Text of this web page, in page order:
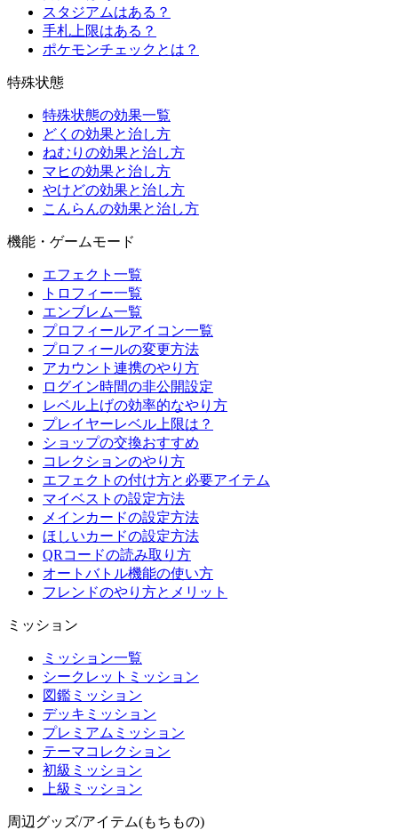
スタジアムはある？
手札上限はある？
ポケモンチェックとは？
特殊状態
特殊状態の効果一覧
どくの効果と治し方
ねむりの効果と治し方
マヒの効果と治し方
やけどの効果と治し方
こんらんの効果と治し方
機能・ゲームモード
エフェクト一覧
トロフィー一覧
エンブレム一覧
プロフィールアイコン一覧
プロフィールの変更方法
アカウント連携のやり方
ログイン時間の非公開設定
レベル上げの効率的なやり方
プレイヤーレベル上限は？
ショップの交換おすすめ
コレクションのやり方
エフェクトの付け方と必要アイテム
マイベストの設定方法
メインカードの設定方法
ほしいカードの設定方法
QRコードの読み取り方
オートバトル機能の使い方
フレンドのやり方とメリット
ミッション
ミッション一覧
シークレットミッション
図鑑ミッション
デッキミッション
プレミアムミッション
テーマコレクション
初級ミッション
上級ミッション
周辺グッズ/アイテム(もちもの)